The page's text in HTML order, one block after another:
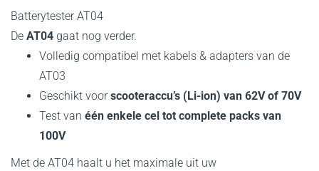
Batterytester AT04
De AT04 gaat nog verder.
Volledig compatibel met kabels & adapters van de
AT03
Geschikt voorscooteraccu’s (Li-ion) van 62V of 70V
Test van één enkele cel tot complete packs van
100V
Met de AT04 haalt u het maximale uit uw